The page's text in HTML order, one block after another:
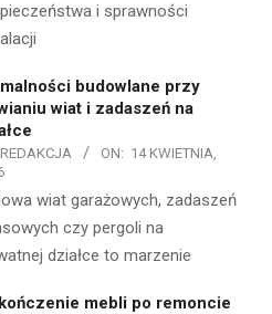
i sprawności
budowlane przy
wiat i zadaszeń na
REDAKCJA ON: 14 KWIETNIA,
wiat garażowych, zadaszeń
czy pergoli na
działce to marzenie
mebli po remoncie